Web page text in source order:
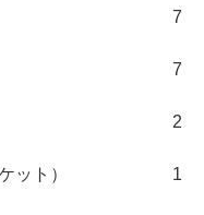
7
7
2
ット） 1